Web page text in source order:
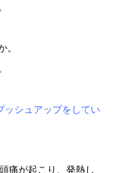
。
シュアップをしてい
痛が起こり、発熱し